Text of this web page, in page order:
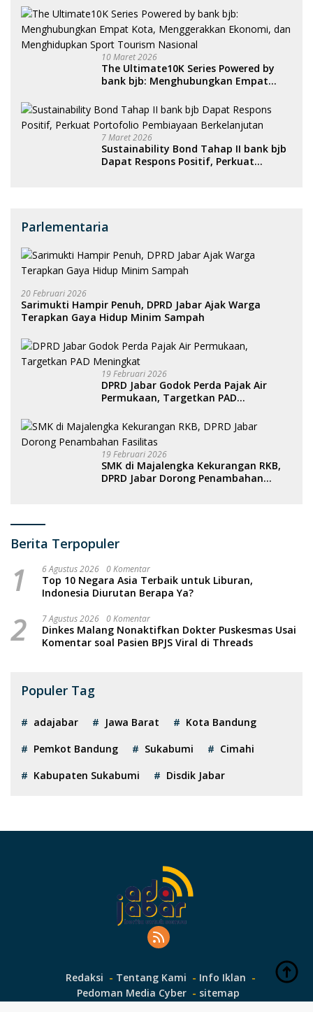
10 Maret 2026
The Ultimate10K Series Powered by
bank bjb: Menghubungkan Empat
Menghidupkan Sport Tourism
Nasional
7 Maret 2026
Sustainability Bond Tahap II bank bjb
Dapat Respons Positif, Perkuat
Parlementaria
20 Februari 2026
Sarimukti Hampir Penuh, DPRD Jabar Ajak Warga
Terapkan Gaya Hidup Minim Sampah
19 Februari 2026
DPRD Jabar Godok Perda Pajak Air
Permukaan, Targetkan PAD
19 Februari 2026
SMK di Majalengka Kekurangan RKB,
DPRD Jabar Dorong Penambahan
Berita Terpopuler
1 6 Agustus 2026 0 Komentar
Top 10 Negara Asia Terbaik untuk Liburan,
Indonesia Diurutan Berapa Ya?
2 7 Agustus 2026 0 Komentar
Dinkes Malang Nonaktifkan Dokter Puskesmas Usai
Komentar soal Pasien BPJS Viral di Threads
Populer Tag
adajabar Jawa Barat
Kota Bandung
Pemkot Bandung
Sukabumi
Cimahi
Kabupaten Sukabumi
Disdik Jabar
Redaksi Tentang Kami
Info Iklan
Pedoman Media Cyber
sitemap